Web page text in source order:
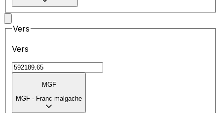
Vers
Vers
MGF
MGF - Franc malgache